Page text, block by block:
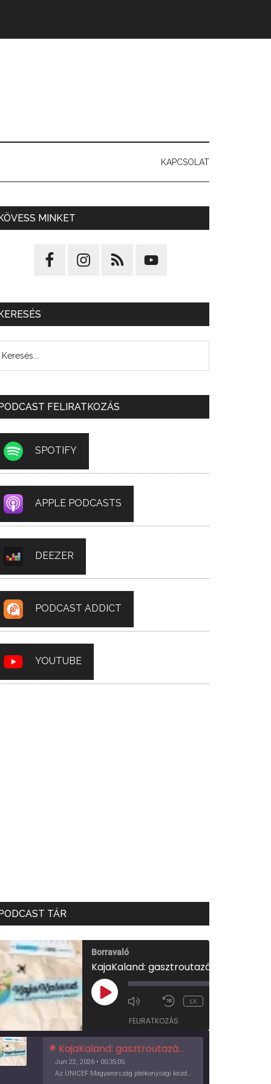
KAPCSOLAT
MINKET
FELIRATKOZÁS
SPOTIFY
APPLE PODCASTS
DEEZER
PODCAST ADDICT
YOUTUBE
TÁR
Borravaló
PLAY
EPISODE
1X
FELIRATKOZÁS
KajaKaland: gasztroutazás a föld körül
Jun 22, 2026 • 00:35:05
Az UNICEF Magyarország jótékonysági kezdeményezése izgalmas, egész éves világkörüli ízutazásra hív, igazi családi program és gasztroedukáció, illetve segítség a rászorulóknak is egyben.